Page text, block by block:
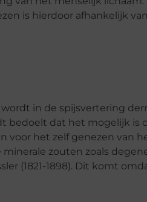
is hierdoor afhankelijk
in de spijsvertering
bedoelt dat het mogelijk is
voor het zelf genezen van
zouten zoals
(1821-1898). Dit komt